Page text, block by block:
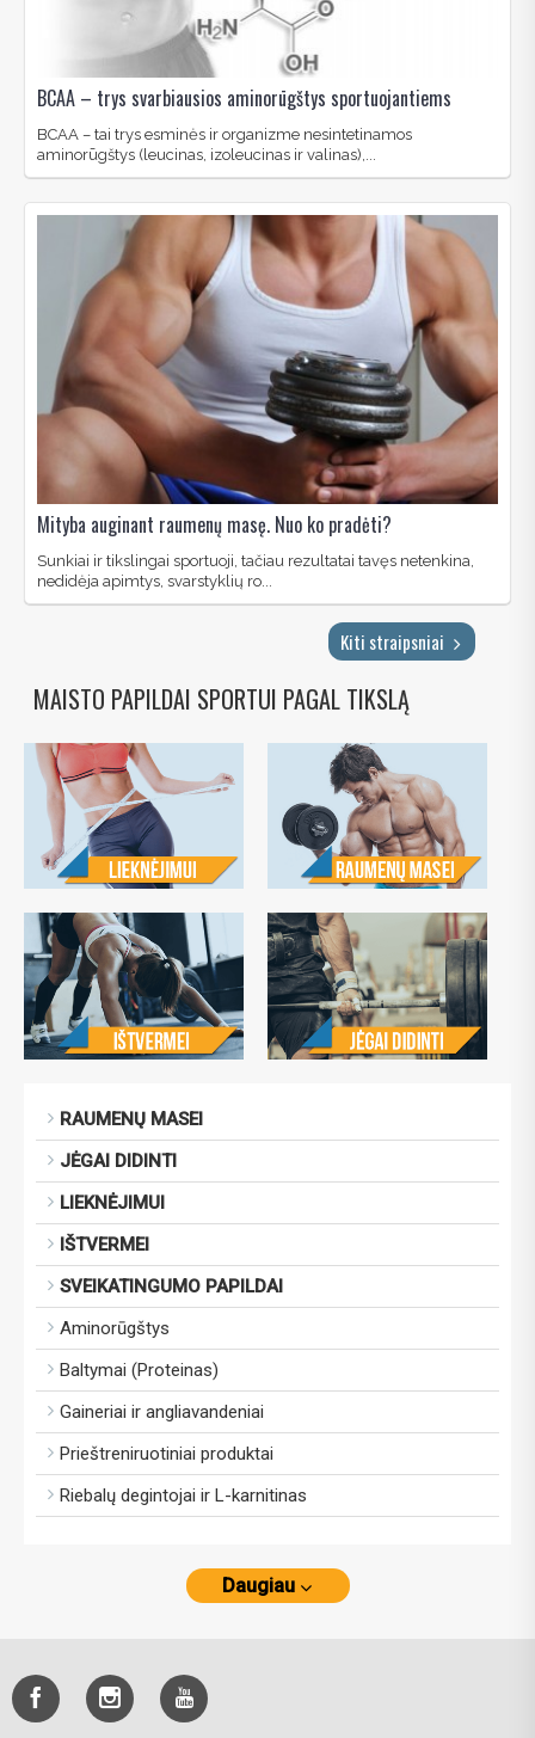
BCAA – trys svarbiausios aminorūgštys sportuojantiems
BCAA – tai trys esminės ir organizme nesintetinamos
aminorūgštys (leucinas, izoleucinas ir valinas),...
Mityba auginant raumenų masę. Nuo ko pradėti?
Sunkiai ir tikslingai sportuoji, tačiau rezultatai tavęs netenkina,
nedidėja apimtys, svarstyklių ro...
Kiti straipsniai
MAISTO PAPILDAI SPORTUI PAGAL TIKSLĄ
RAUMENŲ MASEI
JĖGAI DIDINTI
LIEKNĖJIMUI
IŠTVERMEI
SVEIKATINGUMO PAPILDAI
Aminorūgštys
Baltymai (Proteinas)
Gaineriai ir angliavandeniai
Prieštreniruotiniai produktai
Riebalų degintojai ir L-karnitinas
Daugiau